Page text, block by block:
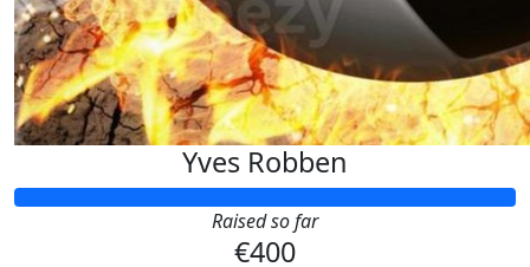
Yves Robben
Raised so far
€400